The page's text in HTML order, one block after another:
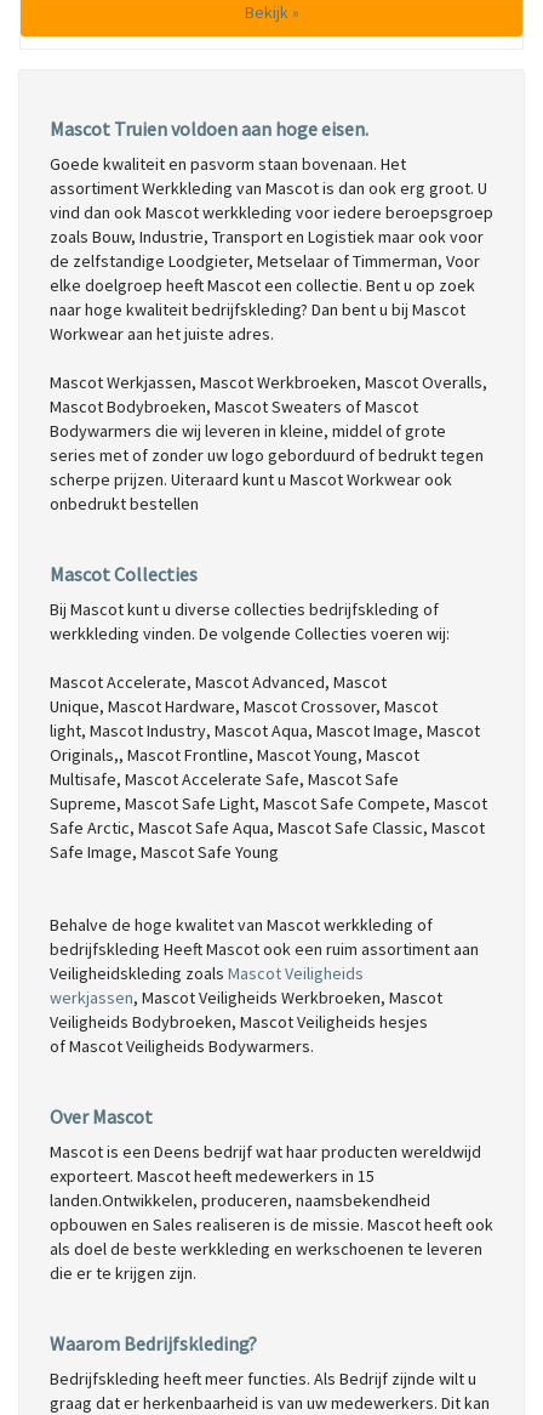
Bekijk »
Mascot Truienvoldoen aan hoge eisen.
Goede kwaliteit en pasvorm staan bovenaan. Het
assortiment Werkkleding van Mascot is dan ook erg groot. U
vind dan ook Mascot werkkleding voor iedere beroepsgroep
zoals Bouw, Industrie, Transport en Logistiek maar ook voor
de zelfstandige Loodgieter, Metselaar of Timmerman, Voor
elke doelgroep heeft Mascot een collectie. Bent u op zoek
naar hoge kwaliteit bedrijfskleding? Dan bent u bij Mascot
Workwear aan het juiste adres.
Mascot Werkjassen, Mascot Werkbroeken, Mascot Overalls,
Mascot Bodybroeken, Mascot Sweaters of Mascot
Bodywarmers die wij leveren in kleine, middel of grote
series met of zonder uw logo geborduurd of bedrukt tegen
scherpe prijzen. Uiteraard kunt u Mascot Workwear ook
onbedrukt bestellen
Mascot Collecties
Bij Mascot kunt u diverse collecties bedrijfskleding of
werkkleding vinden. De volgende Collecties voeren wij:
Mascot Accelerate, Mascot Advanced, Mascot
Unique, Mascot Hardware, Mascot Crossover, Mascot
light, Mascot Industry, Mascot Aqua, Mascot Image, Mascot
Originals,, Mascot Frontline, Mascot Young, Mascot
Multisafe, Mascot Accelerate Safe, Mascot Safe
Supreme, Mascot Safe Light, Mascot Safe Compete, Mascot
Safe Arctic, Mascot Safe Aqua, Mascot Safe Classic, Mascot
Safe Image, Mascot Safe Young
Behalve de hoge kwalitet van Mascot werkkleding of
bedrijfskleding Heeft Mascot ook een ruim assortiment aan
Veiligheidskleding zoals Mascot Veiligheids
werkjassen, Mascot Veiligheids Werkbroeken, Mascot
Veiligheids Bodybroeken, Mascot Veiligheids hesjes
ofMascot Veiligheids Bodywarmers.
Over Mascot
Mascot is een Deens bedrijf wat haar producten wereldwijd
exporteert. Mascot heeft medewerkers in 15
landen.Ontwikkelen, produceren, naamsbekendheid
opbouwen en Sales realiseren is de missie. Mascot heeft ook
als doel de beste werkkleding en werkschoenen te leveren
die er te krijgen zijn.
Waarom Bedrijfskleding?
Bedrijfskleding heeft meer functies. Als Bedrijf zijnde wilt u
graag dat er herkenbaarheid is van uw medewerkers. Dit kan